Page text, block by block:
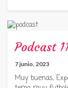
Podcast
7 junio, 2023
Muy buenas,